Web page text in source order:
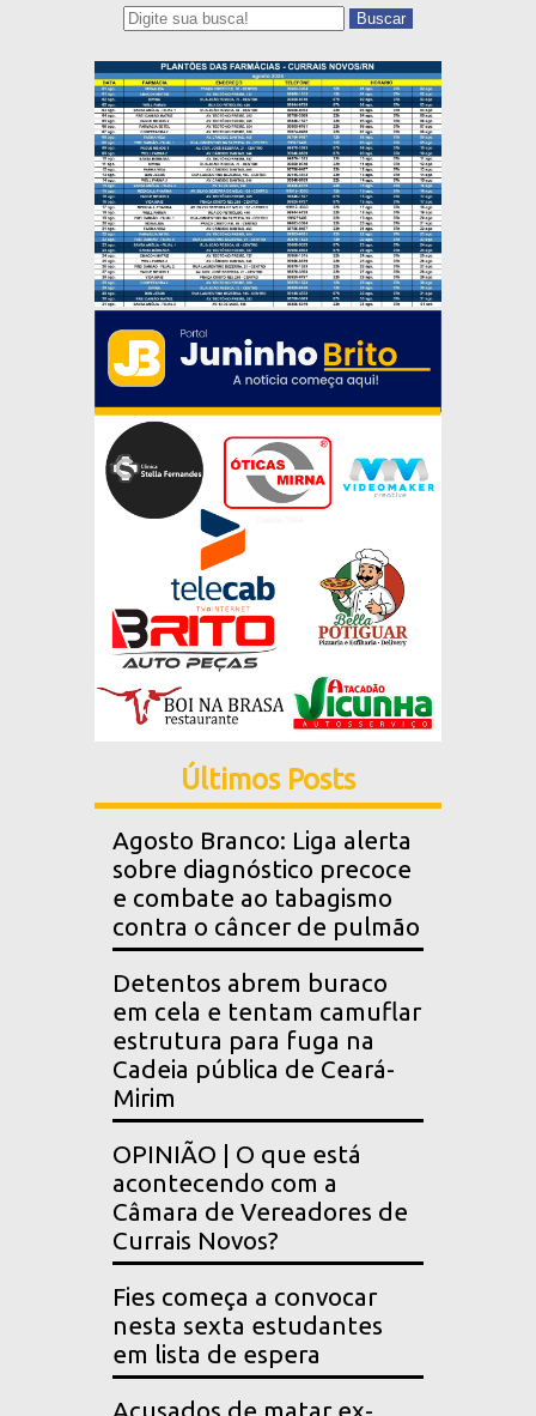
Buscar
Últimos Posts
Agosto Branco: Liga alerta
sobre diagnóstico precoce
e combate ao tabagismo
contra o câncer de pulmão
Detentos abrem buraco
em cela e tentam camuflar
estrutura para fuga na
Cadeia pública de Ceará-
Mirim
OPINIÃO | O que está
acontecendo com a
Câmara de Vereadores de
Currais Novos?
Fies começa a convocar
nesta sexta estudantes
em lista de espera